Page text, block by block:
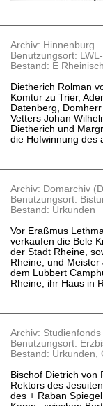
Archiv: Hinnenburg
Benutzungsort:
Bestand: E
Dietherich Rolman
Komtur zu Trier,
Datenberg,
Vetters Johan
Dietherich und
die Hofwinnung des
Archiv: Domarchiv
Benutzungsort:
Bestand: Urkunden
Vor Eraßmus
verkaufen die Bele
der Stadt Rheine,
Rheine, und
dem Lubbert
Rheine, ihr Haus in
Archiv:
Benutzungsort:
Bestand: Urkunden,
Bischof Dietrich von
Rektors des
des + Raban